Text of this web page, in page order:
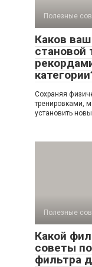
Полезные
Каков
становой
Сохраняя
тренировками,
установить
Полезные
Какой
советы
фильтра